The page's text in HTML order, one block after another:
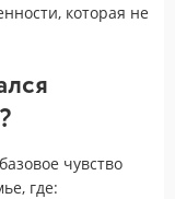
которая не
чувство
где: